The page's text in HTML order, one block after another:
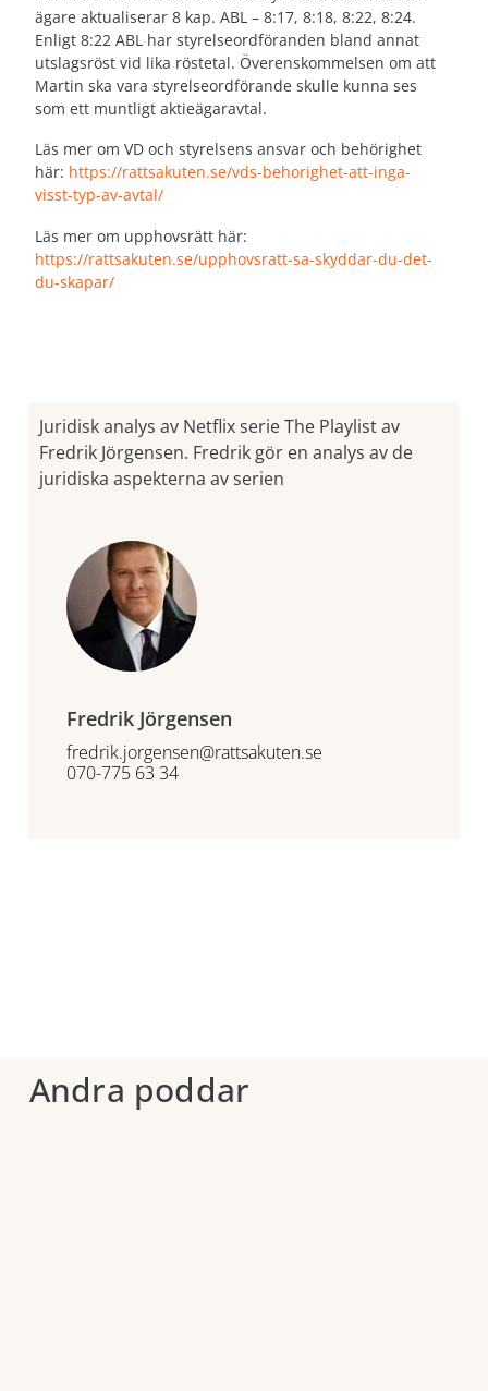
ägare aktualiserar 8 kap. ABL – 8:17, 8:18, 8:22, 8:24.
Enligt 8:22 ABL har styrelseordföranden bland annat
utslagsröst vid lika röstetal. Överenskommelsen om att
Martin ska vara styrelseordförande skulle kunna ses
som ett muntligt aktieägaravtal.
Läs mer om VD och styrelsens ansvar och behörighet
här: https://rattsakuten.se/vds-behorighet-att-inga-
visst-typ-av-avtal/
Läs mer om upphovsrätt här:
https://rattsakuten.se/upphovsratt-sa-skyddar-du-det-
du-skapar/
Juridisk analys av Netflix serie The Playlist av
Fredrik Jörgensen. Fredrik gör en analys av de
juridiska aspekterna av serien
Fredrik Jörgensen
fredrik.jorgensen@rattsakuten.se
070-775 63 34
Andra poddar